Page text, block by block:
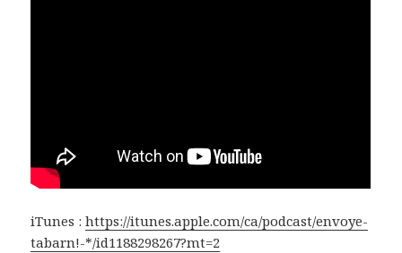
iTunes :https://itunes.apple.com/ca/podcast/envoye-
tabarn!-*/id1188298267?mt=2